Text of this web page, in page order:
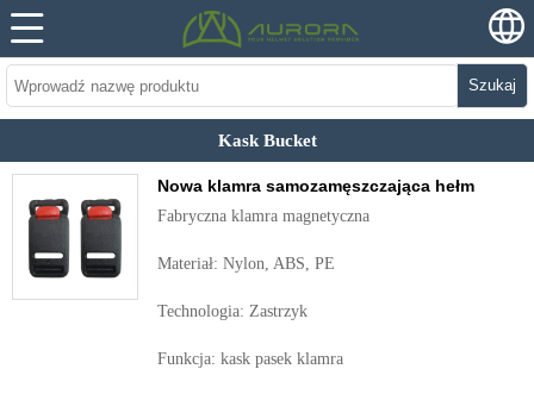
Szukaj
Kask Bucket
Nowa klamra samozamęszczająca hełm
Fabryczna klamra magnetyczna
Materiał: Nylon, ABS, PE
Technologia: Zastrzyk
Funkcja: kask pasek klamra